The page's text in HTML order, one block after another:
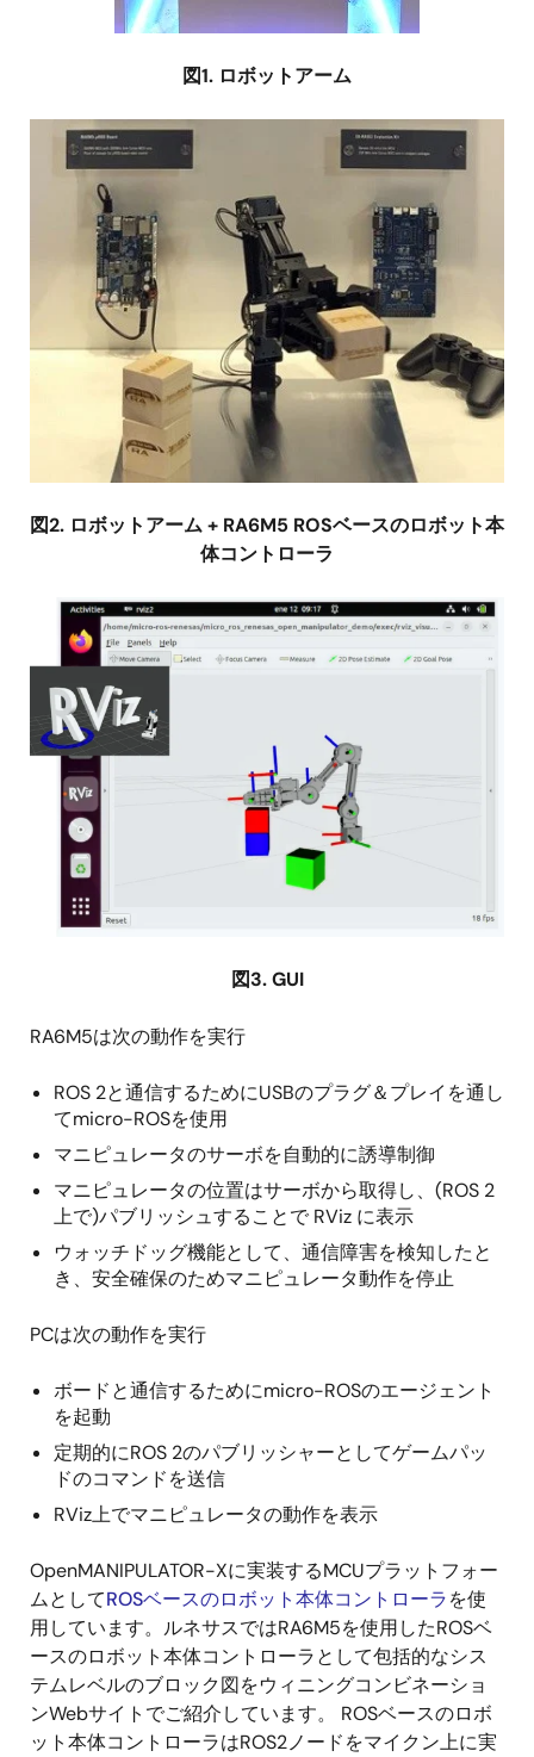
図1. ロボットアーム
図2. ロボットアーム + RA6M5 ROSベースのロボット本
体コントローラ
図3. GUI
RA6M5は次の動作を実行
ROS 2と通信するためにUSBのプラグ＆プレイを通し
てmicro-ROSを使用
マニピュレータのサーボを自動的に誘導制御
マニピュレータの位置はサーボから取得し、(ROS 2
上で)パブリッシュすることで RViz に表示
ウォッチドッグ機能として、通信障害を検知したと
き、安全確保のためマニピュレータ動作を停止
PCは次の動作を実行
ボードと通信するためにmicro-ROSのエージェント
を起動
定期的にROS 2のパブリッシャーとしてゲームパッ
ドのコマンドを送信
RViz上でマニピュレータの動作を表示
OpenMANIPULATOR-Xに実装するMCUプラットフォー
ムとしてROSベースのロボット本体コントローラを使
用しています。ルネサスではRA6M5を使用したROSベ
ースのロボット本体コントローラとして包括的なシス
テムレベルのブロック図をウィニングコンビネーショ
ンWebサイトでご紹介しています。 ROSベースのロボ
ット本体コントローラはROS2ノードをマイクン上に実